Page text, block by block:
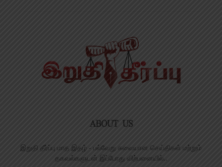
ABOUT US
இறுதி தீர்ப்பு மாத இதழ் - பல்வேறு சுவையான செய்திகள் மற்றும்
தகவல்களுடன் இப்போது விற்பனையில்..